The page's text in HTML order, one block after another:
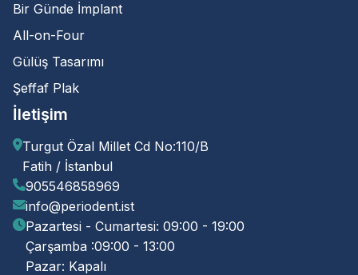
Bir Günde İmplant
All-on-Four
Gülüş Tasarımı
Şeffaf Plak
İletişim
Turgut Özal Millet Cd No:110/B
Fatih / İstanbul
905546858969
info@periodent.ist
Pazartesi - Cumartesi: 09:00 - 19:00
Çarşamba :09:00 - 13:00
Pazar: Kapalı